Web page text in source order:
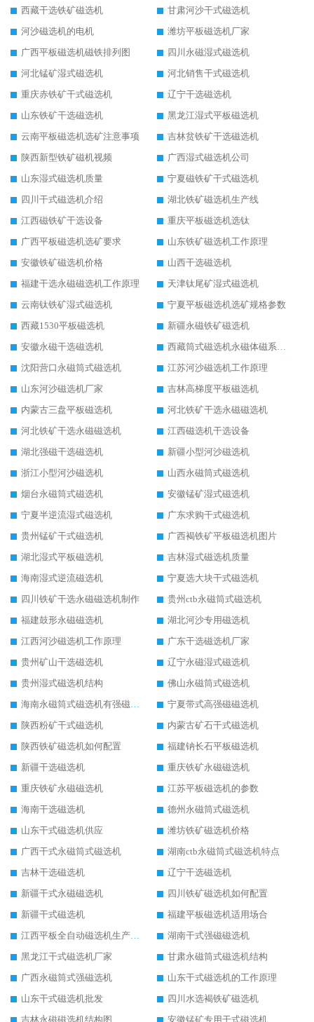
西藏干选铁矿磁选机
甘肃河沙干式磁选机
河沙磁选机的电机
潍坊平板磁选机厂家
广西平板磁选机磁铁排列图
四川永磁湿式磁选机
河北锰矿湿式磁选机
河北销售干式磁选机
重庆赤铁矿干式磁选机
辽宁干选磁选机
山东铁矿干选磁选机
黑龙江湿式平板磁选机
云南平板磁选机选矿注意事项
吉林贫铁矿干选磁选机
陕西新型铁矿磁机视频
广西湿式磁选机公司
山东湿式磁选机质量
宁夏磁铁矿干式磁选机
四川干式磁选机介绍
湖北铁矿磁选机生产线
江西磁铁矿干选设备
重庆平板磁选机选钛
广西平板磁选机选矿要求
山东铁矿磁选机工作原理
安徽铁矿磁选机价格
山西干选磁选机
福建干选永磁磁选机工作原理
天津钛尾矿湿式磁选机
云南钛铁矿湿式磁选机
宁夏平板磁选机选矿规格参数
西藏1530平板磁选机
新疆永磁铁矿磁选机
安徽永磁干选磁选机
西藏筒式磁选机永磁体磁系设计
沈阳营口永磁筒式磁选机
江苏河沙磁选机工作原理
山东河沙磁选机厂家
吉林高梯度平板磁选机
内蒙古三盘平板磁选机
河北铁矿干选永磁磁选机
河北铁矿干选永磁磁选机
江西磁选机干选设备
湖北强磁干选磁选机
新疆小型河沙磁选机
浙江小型河沙磁选机
山西永磁筒式磁选机
烟台永磁筒式磁选机
安徽锰矿湿式磁选机
宁夏半逆流湿式磁选机
广东求购干式磁选机
贵州锰矿干式磁选机
广西褐铁矿平板磁选机图片
湖北湿式平板磁选机
吉林湿式磁选机质量
海南湿式逆流磁选机
宁夏选大块干式磁选机
四川铁矿干选永磁磁选机制作
贵州ctb永磁筒式磁选机
福建鼓形永磁磁选机
湖北河沙专用磁选机
江西河沙磁选机工作原理
广东干选磁选机厂家
贵州矿山干选磁选机
辽宁永磁湿式磁选机
贵州湿式磁选机结构
佛山永磁筒式磁选机
海南永磁筒式磁选机有强磁的吗
宁夏带式高强磁磁选机
陕西粉矿干式磁选机
内蒙古矿石干式磁选机
陕西铁矿磁选机如何配置
福建钠长石平板磁选机
新疆干选磁选机
重庆铁矿永磁磁选机
重庆铁矿永磁磁选机
江苏平板磁选机的参数
海南干选磁选机
德州永磁筒式磁选机
山东干式磁选机供应
潍坊铁矿磁选机价格
广西干式永磁筒式磁选机
湖南ctb永磁筒式磁选机特点
吉林干选磁选机
辽宁干选磁选机
新疆干式永磁磁选机
四川铁矿磁选机如何配置
新疆干式磁选机
福建平板磁选机适用场合
江西平板全自动磁选机生产厂家
湖南干式强磁磁选机
黑龙江干式磁选机厂家
甘肃永磁筒式磁选机结构
广西永磁筒式强磁选机
山东干式磁选机的工作原理
山东干式磁选机批发
四川水选褐铁矿磁选机
吉林永磁磁选机结构图
安徽锰矿专用干式磁选机